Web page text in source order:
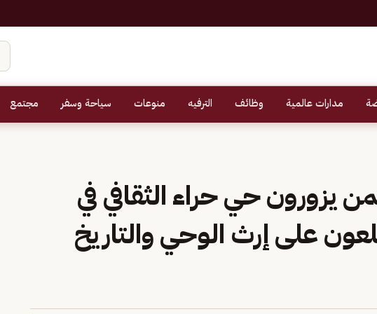
مدارات عالمية وظائف الترفيه منوعات سياحة وسفر مجتمع
يزورون حي حراء الثقافي في
على إرث الوحي والتاريخ